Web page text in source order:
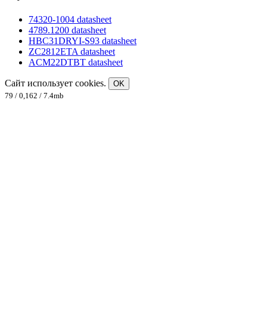
74320-1004 datasheet
4789.1200 datasheet
HBC31DRYI-S93 datasheet
ZC2812ETA datasheet
ACM22DTBT datasheet
Сайт использует cookies.
OK
79 / 0,162 / 7.4mb